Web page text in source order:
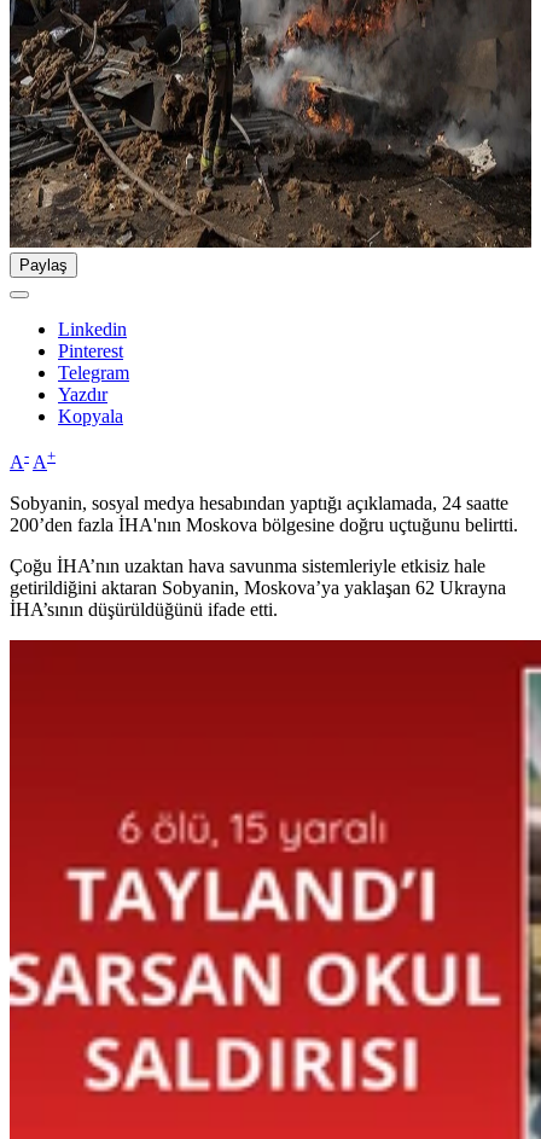
Paylaş
Linkedin
Pinterest
Telegram
Yazdır
Kopyala
A- A+
Sobyanin, sosyal medya hesabından yaptığı açıklamada, 24 saatte
200’den fazla İHA'nın Moskova bölgesine doğru uçtuğunu belirtti.
Çoğu İHA’nın uzaktan hava savunma sistemleriyle etkisiz hale
getirildiğini aktaran Sobyanin, Moskova’ya yaklaşan 62 Ukrayna
İHA’sının düşürüldüğünü ifade etti.